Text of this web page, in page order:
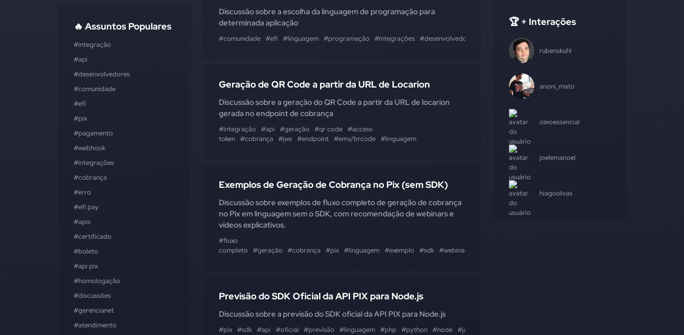
🔥 Assuntos Populares
#integração
#api
#desenvolvedores
#comunidade
#efí
#pix
#pagamento
#webhook
#integrações
#cobrança
#erro
#efí pay
#apis
#certificado
#boleto
#api pix
#homologação
#discussões
#gerencianet
#atendimento
Discussão sobre a escolha da linguagem de programação para
determinada aplicação
#comunidade #efí #linguagem #programação #integrações #desenvolvedores
Geração de QR Code a partir da URL de Locarion
Discussão sobre a geração do QR Code a partir da URL de locarion
gerada no endpoint de cobrança
#integração #api #geração #qr code #access
token #cobrança #jws #endpoint #emv/brcode #linguagem
Exemplos de Geração de Cobrança no Pix (sem SDK)
Discussão sobre exemplos de fluxo completo de geração de cobrança
no Pix em linguagem sem o SDK, com recomendação de webinars e
vídeos explicativos.
#fluxo
completo
#geração #cobrança #pix #linguagem #exemplo #sdk #webinar
Previsão do SDK Oficial da API PIX para Node.js
Discussão sobre a previsão do SDK oficial da API PIX para Node.js
#pix #sdk #api #oficial #previsão #linguagem #php #python #node #javascript
🏆 + Interações
rubenskuhl
anoni_mato
oleoessencial
joelemanoel
hiagosilvas